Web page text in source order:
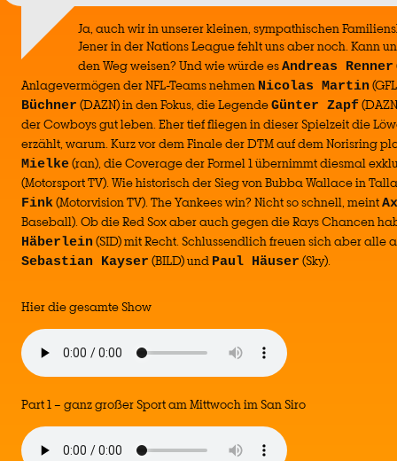
Ja, auch wir in unserer kleinen, sympathischen
Jener in der Nations League fehlt uns aber noch. Kann
den Weg weisen? Und wie würde esAndreas Renner
Anlagevermögen der NFL-Teams nehmen Nicolas Martin
Büchner (DAZN) in den Fokus, die LegendeGünter Zapf
der Cowboys gut leben. Eher tief fliegen in dieser Spielzeit die
erzählt, warum. Kurz vor dem Finale der DTM auf dem Norisring
Mielke(ran), die Coverage der Formel 1 übernimmt diesmal
(Motorsport TV). Wie historisch der Sieg von Bubba Wallace in
Fink(Motorvision TV). The Yankees win? Nicht so schnell, meint
Baseball). Ob die Red Sox aber auch gegen die Rays Chancen
Häberlein (SID) mit Recht. Schlussendlich freuen sich aber alle
Sebastian Kayser (BILD) und Paul Häuser (Sky).
Hier die gesamte Show
Part 1 – ganz großer Sport am Mittwoch im San Siro